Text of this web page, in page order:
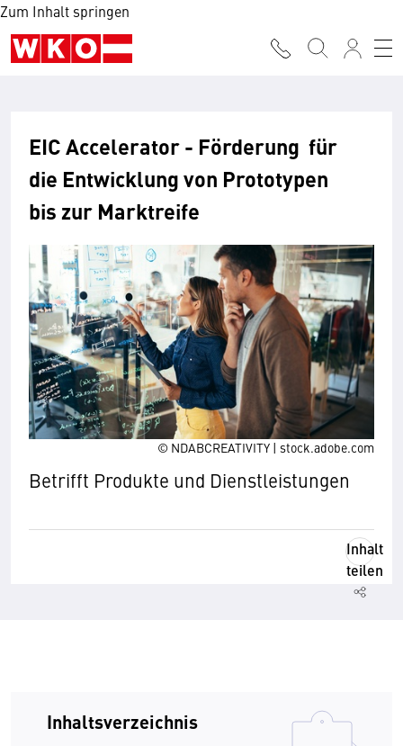
Zum Inhalt springen
© NDABCREATIVITY | stock.adobe.com
EIC Accelerator - Förderung für
die Entwicklung von Prototypen
bis zur Marktreife
Betrifft Produkte und Dienstleistungen
Inhalt
teilen
Inhaltsverzeichnis